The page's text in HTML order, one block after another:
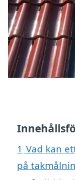
1 Vad kan
på